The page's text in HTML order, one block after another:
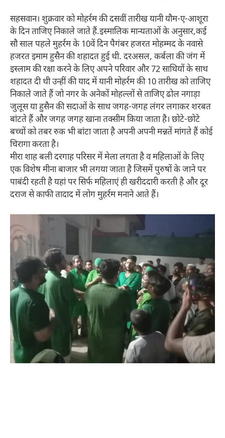
सहसवान। शुक्रवार को मोहर्रम की दसवीं तारीख यानी यौम-ए-आशूरा
के दिन ताजिए निकाले जाते हैं.इस्मालिक मान्यताओं के अनुसार,कई
सौ साल पहले मुहर्रम के 10वें दिन पैगंबर हजरत मोहम्मद के नवासे
हजरत इमाम हुसैन की शहादत हुई थी. दरअसल, कर्बला की जंग में
इस्लाम की रक्षा करने के लिए अपने परिवार और 72 साथियों के साथ
शहादत दी थी उन्हीं की याद में यानी मोहर्रम की 10 तारीख को ताजिए
निकाले जाते हैं जो नगर के अनेकों मोहल्लों से ताजिए ढोल नगाड़ा
जुलूस या हुसैन की सदाओं के साथ जगह-जगह लंगर लगाकर शरबत
बांटते हैं और जगह जगह खाना तक्सीम किया जाता है। छोटे-छोटे
बच्चों को तबर रुक भी बांटा जाता है अपनी अपनी मन्नतें मांगते हैं कोई
चिरागा करता है।
मीरा शाह बली दरगाह परिसर में मेला लगता है व महिलाओं के लिए
एक विशेष मीना बाजार भी लगया जाता है जिसमें पुरुषों के जाने पर
पाबंदी रहती है यहां पर सिर्फ महिलाएं ही खरीददारी करती है और दूर
दराज से काफी तादाद में लोग मुहर्रम मनाने आते हैं।